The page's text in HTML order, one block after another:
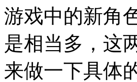
游戏中的新角
是相当多，这
来做一下具体